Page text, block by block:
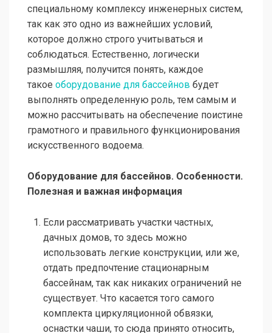
специальному комплексу инженерных систем,
так как это одно из важнейших условий,
которое должно строго учитываться и
соблюдаться. Естественно, логически
размышляя, получится понять, каждое
такое оборудование для бассейнов будет
выполнять определенную роль, тем самым и
можно рассчитывать на обеспечение поистине
грамотного и правильного функционирования
искусственного водоема.
Оборудование для бассейнов. Особенности.
Полезная и важная информация
Если рассматривать участки частных,
дачных домов, то здесь можно
использовать легкие конструкции, или же,
отдать предпочтение стационарным
бассейнам, так как никаких ограничений не
существует. Что касается того самого
комплекта циркуляционной обвязки,
оснастки чаши, то сюда принято относить,